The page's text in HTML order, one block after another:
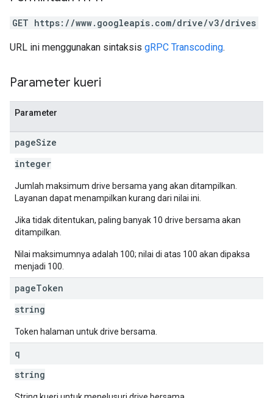
GET https://www.googleapis.com/drive/v3/drives
URL ini menggunakan sintaksis gRPC Transcoding.
Parameter kueri
Parameter
pageSize
integer
Jumlah maksimum drive bersama yang akan ditampilkan.
Layanan dapat menampilkan kurang dari nilai ini.
Jika tidak ditentukan, paling banyak 10 drive bersama akan
ditampilkan.
Nilai maksimumnya adalah 100; nilai di atas 100 akan dipaksa
menjadi 100.
pageToken
string
Token halaman untuk drive bersama.
q
string